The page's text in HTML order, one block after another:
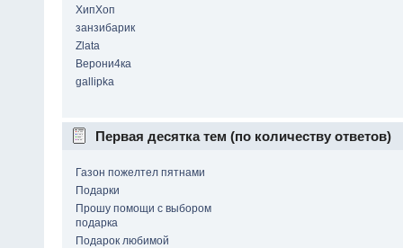
ХипХоп
занзибарик
Zlata
Верони4ка
gallipka
Первая десятка тем (по количеству ответов)
Газон пожелтел пятнами
Подарки
Прошу помощи с выбором
подарка
Подарок любимой